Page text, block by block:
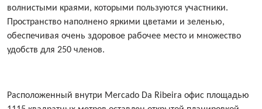
волнистыми краями, которыми пользуются участники.
Пространство наполнено яркими цветами и зеленью,
обеспечивая очень здоровое рабочее место и множество
удобств для 250 членов.
Расположенный внутри Mercado Da Ribeira офис площадью